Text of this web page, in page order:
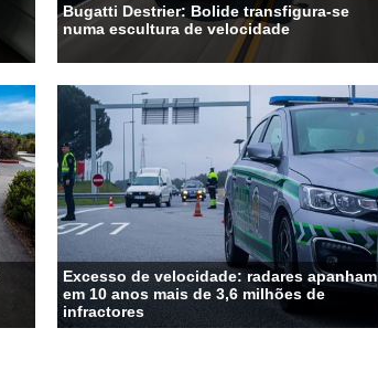
Bugatti Destrier: Bolide transfigura-se
numa escultura de velocidade
Excesso de velocidade: radares apanham
em 10 anos mais de 3,6 milhões de
infractores